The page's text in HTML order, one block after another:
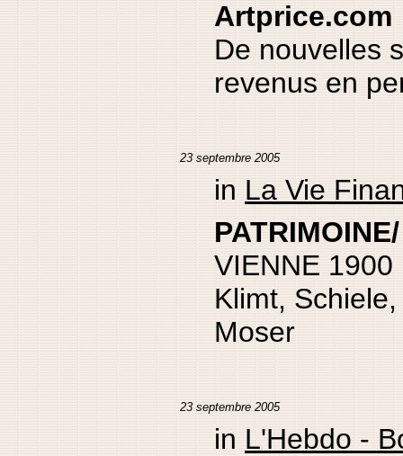
Artprice.com
De nouvelles
revenus en
23 septembre 2005
in La Vie
VIENNE 1900
Klimt,
Moser
23 septembre 2005
in L'Hebdo -